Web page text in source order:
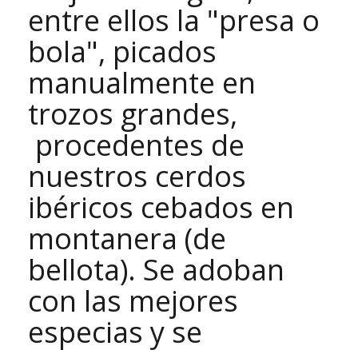
entre ellos la "presa o
bola", picados
manualmente en
trozos grandes,
procedentes de
nuestros cerdos
ibéricos cebados en
montanera (de
bellota). Se adoban
con las mejores
especias y se